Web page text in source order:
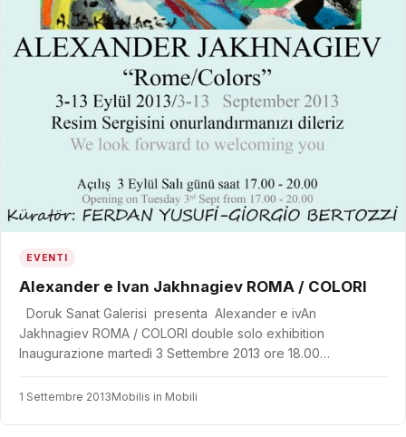
EVENTI
Alexander e Ivan Jakhnagiev ROMA / COLORI
Doruk Sanat Galerisi presenta Alexander e ivAn
Jakhnagiev ROMA / COLORI double solo exhibition
Inaugurazione martedì 3 Settembre 2013 ore 18.00…
1 Settembre 2013Mobilis in Mobili